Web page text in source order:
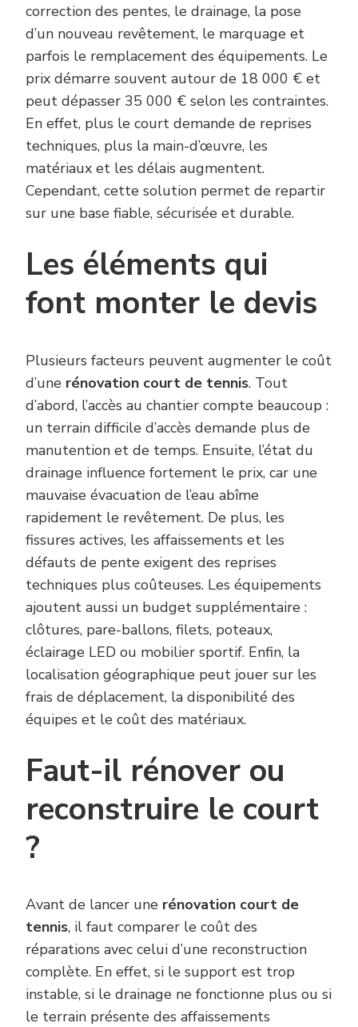
correction des pentes, le drainage, la pose
d’un nouveau revêtement, le marquage et
parfois le remplacement des équipements. Le
prix démarre souvent autour de 18 000 € et
peut dépasser 35 000 € selon les contraintes.
En effet, plus le court demande de reprises
techniques, plus la main-d’œuvre, les
matériaux et les délais augmentent.
Cependant, cette solution permet de repartir
sur une base fiable, sécurisée et durable.
Les éléments qui
font monter le devis
Plusieurs facteurs peuvent augmenter le coût
d’une rénovation court de tennis. Tout
d’abord, l’accès au chantier compte beaucoup :
un terrain difficile d’accès demande plus de
manutention et de temps. Ensuite, l’état du
drainage influence fortement le prix, car une
mauvaise évacuation de l’eau abîme
rapidement le revêtement. De plus, les
fissures actives, les affaissements et les
défauts de pente exigent des reprises
techniques plus coûteuses. Les équipements
ajoutent aussi un budget supplémentaire :
clôtures, pare-ballons, filets, poteaux,
éclairage LED ou mobilier sportif. Enfin, la
localisation géographique peut jouer sur les
frais de déplacement, la disponibilité des
équipes et le coût des matériaux.
Faut-il rénover ou
reconstruire le court
?
Avant de lancer une rénovation court de
tennis, il faut comparer le coût des
réparations avec celui d’une reconstruction
complète. En effet, si le support est trop
instable, si le drainage ne fonctionne plus ou si
le terrain présente des affaissements